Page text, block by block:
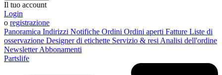
Il tuo account
Login
o registrazione
Panoramica Indirizzi Notifiche Ordini Ordini aperti Fatture Liste di
osservazione Designer di etichette Servizio & resi Analisi dell'ordine
NewsletterAbbonamenti
Partslife